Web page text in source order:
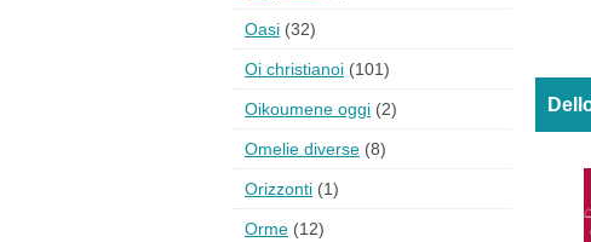
Oasi (32)
Oi christianoi (101)
Oikoumene oggi (2)
Omelie diverse (8)
Orizzonti (1)
Orme (12)